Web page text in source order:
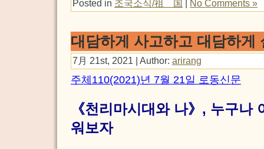
Posted in 조국소식/祖 国 | No Comments »
대담하게 사고하고 대담하게
7月 21st, 2021 | Author: arirang
주체110(2021)년 7월 21일 로동신문
《천리마시대와 나》, 누구나
워보자